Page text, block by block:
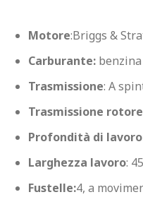
Motore:Briggs &
Carburante: benzina
Trasmissione: A
Trasmissione rotore
Profondità di
Larghezza lavoro:
Fustelle:4, a